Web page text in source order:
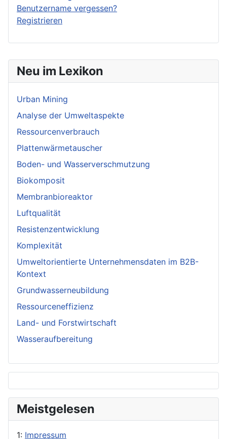
Neu im Lexikon
Urban Mining
Analyse der Umweltaspekte
Ressourcenverbrauch
Plattenwärmetauscher
Boden- und Wasserverschmutzung
Biokomposit
Membranbioreaktor
Luftqualität
Resistenzentwicklung
Komplexität
Umweltorientierte Unternehmensdaten im B2B-
Kontext
Grundwasserneubildung
Ressourceneffizienz
Land- und Forstwirtschaft
Wasseraufbereitung
Meistgelesen
1: Impressum
Benutzername vergessen?
Registrieren